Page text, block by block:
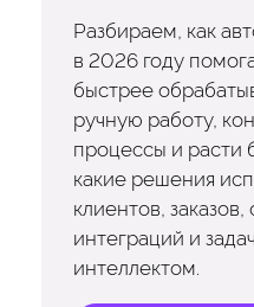
Разбираем, как
в 2026 году
быстрее
ручную работу,
процессы и расти
какие решения
клиентов, заказов,
интеграций и
интеллектом.